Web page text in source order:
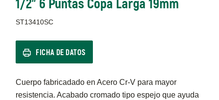
1/2" 6 Puntas Copa Larga 19mm
ST13410SC
FICHA DE DATOS
Cuerpo fabricadado en Acero Cr-V para mayor
resistencia. Acabado cromado tipo espejo que ayuda